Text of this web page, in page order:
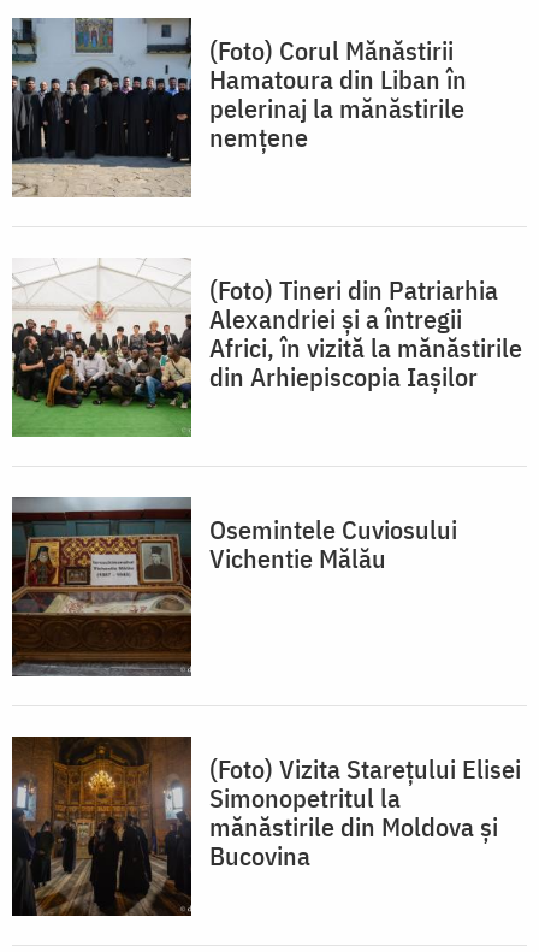
(Foto) Corul Mănăstirii
Hamatoura din Liban în
pelerinaj la mănăstirile
nemţene
(Foto) Tineri din Patriarhia
Alexandriei și a întregii
Africi, în vizită la mănăstirile
din Arhiepiscopia Iaşilor
Osemintele Cuviosului
Vichentie Mălău
(Foto) Vizita Stareţului Elisei
Simonopetritul la
mănăstirile din Moldova şi
Bucovina